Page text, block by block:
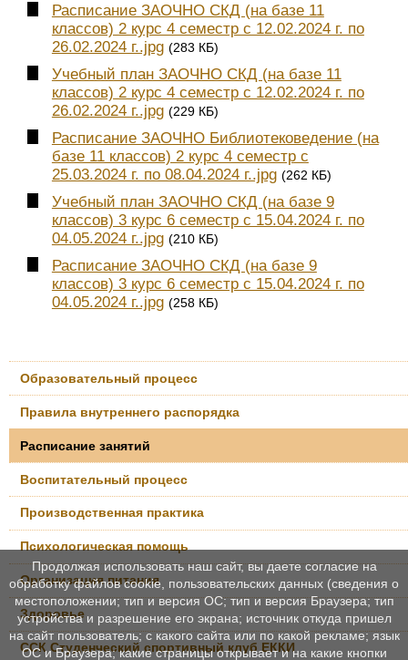
Расписание ЗАОЧНО СКД (на базе 11
классов) 2 курс 4 семестр с 12.02.2024 г. по
26.02.2024 г..jpg (283 КБ)
Учебный план ЗАОЧНО СКД (на базе 11
классов) 2 курс 4 семестр с 12.02.2024 г. по
26.02.2024 г..jpg (229 КБ)
Расписание ЗАОЧНО Библиотековедение (на
базе 11 классов) 2 курс 4 семестр с
25.03.2024 г. по 08.04.2024 г..jpg (262 КБ)
Учебный план ЗАОЧНО СКД (на базе 9
классов) 3 курс 6 семестр с 15.04.2024 г. по
04.05.2024 г..jpg (210 КБ)
Расписание ЗАОЧНО СКД (на базе 9
классов) 3 курс 6 семестр с 15.04.2024 г. по
04.05.2024 г..jpg (258 КБ)
Образовательный процесс
Правила внутреннего распорядка
Расписание занятий
Воспитательный процесс
Производственная практика
Психологическая помощь
Организация питания
Здоровье
ССК Студенческий спортивный клуб ЕККИ
Продолжая использовать наш сайт, вы даете согласие на
обработку файлов cookie, пользовательских данных (сведения о
местоположении; тип и версия ОС; тип и версия Браузера; тип
устройства и разрешение его экрана; источник откуда пришел
на сайт пользователь; с какого сайта или по какой рекламе; язык
ОС и Браузера; какие страницы открывает и на какие кнопки